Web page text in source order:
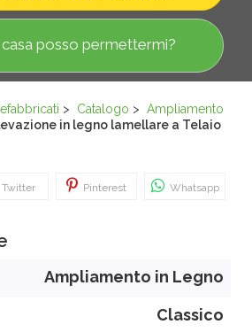
posso permettermi?
> Catalogo > Ampliamento
in legno lamellare a Telaio
Twitter Pinterest Whatsapp
Ampliamento in Legno
Classico